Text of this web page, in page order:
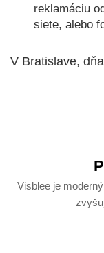
reklamáciu
siete, alebo
V Bratislave,
Visblee je